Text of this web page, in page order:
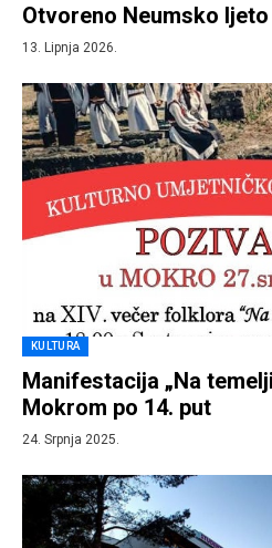
Otvoreno Neumsko ljeto
13. Lipnja 2026.
KULTURA
Manifestacija „Na
Mokrom po 14. put
24. Srpnja 2025.